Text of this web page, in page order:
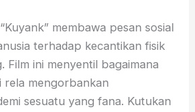
membawa pesan sosial
terhadap kecantikan fisik
Film ini menyentil bagaimana
rela mengorbankan
sesuatu yang fana. Kutukan